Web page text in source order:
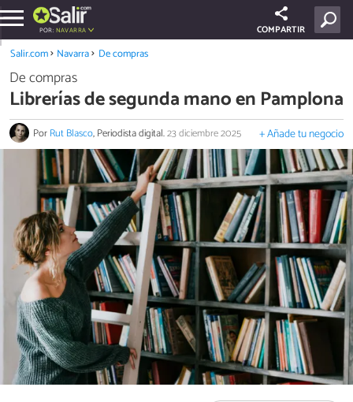
POR: NAVARRA COMPARTIR
Salir.com Navarra De compras
De compras
Librerías de segunda mano en Pamplona
PorRut Blasco, Periodista digital.23 diciembre 2025 + Añade tu negocio